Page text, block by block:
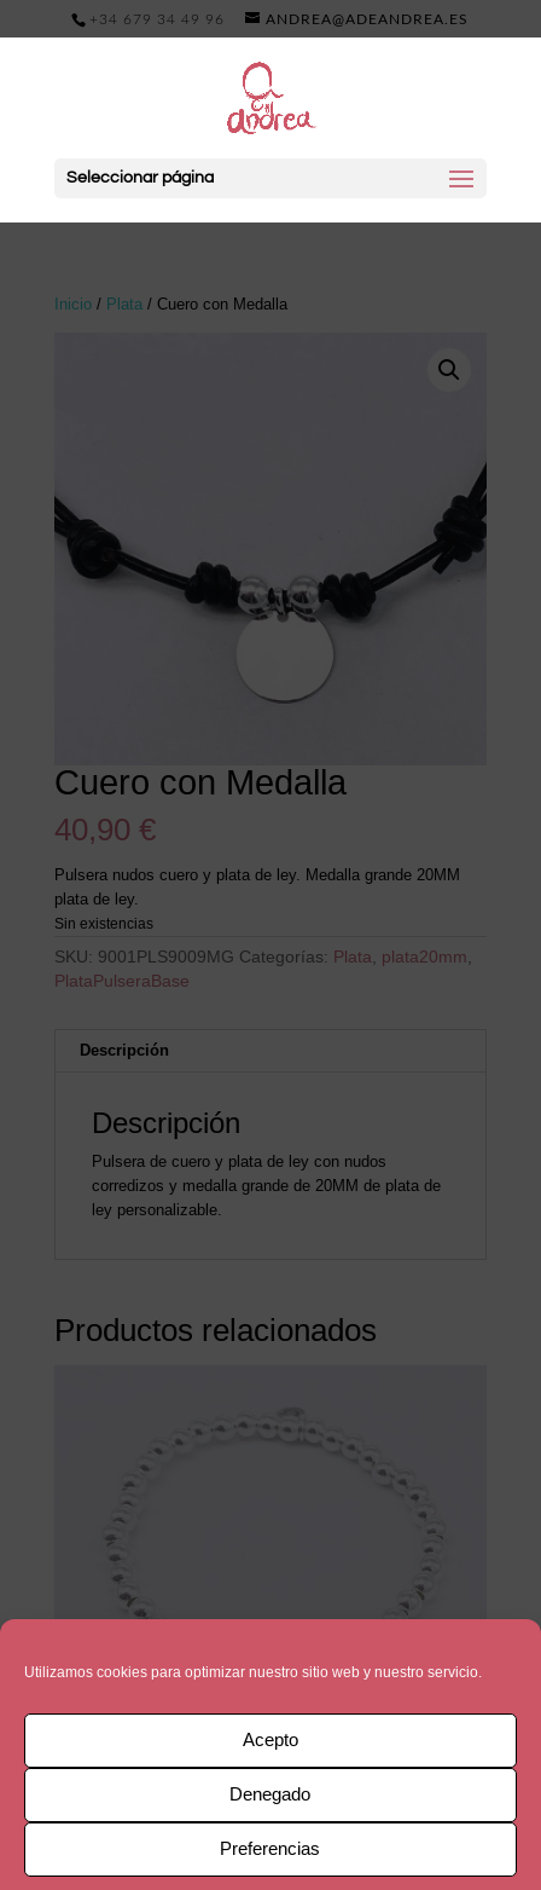
Utilizamos cookies para optimizar nuestro sitio web y nuestro servicio.
Acepto
Denegado
Preferencias
+34 679 34 49 96 ANDREA@ADEANDREA.ES
Seleccionar página
Inicio/ Plata/ Cuero con Medalla
Cuero con Medalla
40,90 €
Pulsera nudos cuero y plata de ley. Medalla grande 20MM
plata de ley.
Sin existencias
SKU: 9001PLS9009MG Categorías: Plata, plata20mm,
PlataPulseraBase
Descripción
Descripción
Pulsera de cuero y plata de ley con nudos
corredizos y medalla grande de 20MM de plata de
ley personalizable.
Productos relacionados
Bolas de Plata